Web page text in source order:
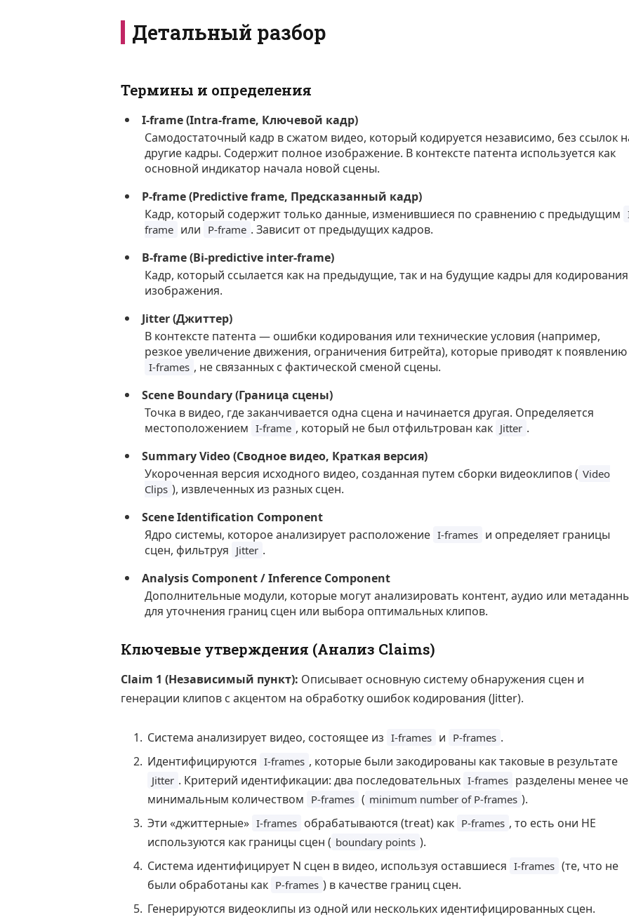
Детальный разбор
Термины и определения
I-frame (Intra-frame, Ключевой кадр)
Самодостаточный кадр в сжатом видео, который кодируется независимо, без ссылок
другие кадры. Содержит полное изображение. В контексте патента используется как
основной индикатор начала новой сцены.
P-frame (Predictive frame, Предсказанный кадр)
Кадр, который содержит только данные, изменившиеся по сравнению с предыдущим
frame или P-frame . Зависит от предыдущих кадров.
B-frame (Bi-predictive inter-frame)
Кадр, который ссылается как на предыдущие, так и на будущие кадры для кодирования
изображения.
Jitter (Джиттер)
В контексте патента — ошибки кодирования или технические условия (например,
резкое увеличение движения, ограничения битрейта), которые приводят к появлению
I-frames , не связанных с фактической сменой сцены.
Scene Boundary (Граница сцены)
Точка в видео, где заканчивается одна сцена и начинается другая. Определяется
местоположением I-frame , который не был отфильтрован как Jitter .
Summary Video (Сводное видео, Краткая версия)
Укороченная версия исходного видео, созданная путем сборки видеоклипов ( Video
Clips ), извлеченных из разных сцен.
Scene Identification Component
Ядро системы, которое анализирует расположение I-frames и определяет границы
сцен, фильтруя Jitter .
Analysis Component / Inference Component
Дополнительные модули, которые могут анализировать контент, аудио или
для уточнения границ сцен или выбора оптимальных клипов.
Ключевые утверждения (Анализ Claims)
Claim 1 (Независимый пункт): Описывает основную систему обнаружения сцен и
генерации клипов с акцентом на обработку ошибок кодирования (Jitter).
Система анализирует видео, состоящее из I-frames и P-frames .
Идентифицируются I-frames , которые были закодированы как таковые в результате
Jitter . Критерий идентификации: два последовательных I-frames разделены менее
минимальным количеством P-frames ( minimum number of P-frames ).
Эти «джиттерные» I-frames обрабатываются (treat) как P-frames , то есть они НЕ
используются как границы сцен ( boundary points ).
Система идентифицирует N сцен в видео, используя оставшиеся I-frames (те, что не
были обработаны как P-frames ) в качестве границ сцен.
Генерируются видеоклипы из одной или нескольких идентифицированных сцен.